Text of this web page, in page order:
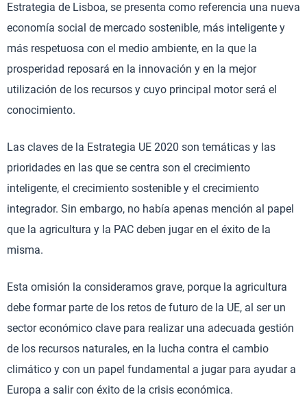
Estrategia de Lisboa, se presenta como referencia una nueva
economía social de mercado sostenible, más inteligente y
más respetuosa con el medio ambiente, en la que la
prosperidad reposará en la innovación y en la mejor
utilización de los recursos y cuyo principal motor será el
conocimiento.
Las claves de la Estrategia UE 2020 son temáticas y las
prioridades en las que se centra son el crecimiento
inteligente, el crecimiento sostenible y el crecimiento
integrador. Sin embargo, no había apenas mención al papel
que la agricultura y la PAC deben jugar en el éxito de la
misma.
Esta omisión la consideramos grave, porque la agricultura
debe formar parte de los retos de futuro de la UE, al ser un
sector económico clave para realizar una adecuada gestión
de los recursos naturales, en la lucha contra el cambio
climático y con un papel fundamental a jugar para ayudar a
Europa a salir con éxito de la crisis económica.